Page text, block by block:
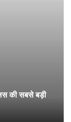
की सबसे बड़ी